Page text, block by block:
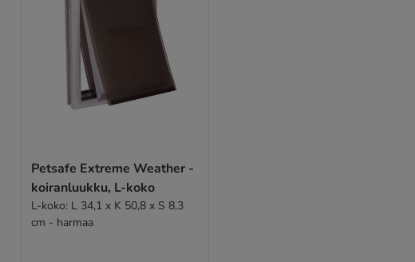
Petsafe Extreme Weather -
koiranluukku, L-koko
L-koko: L 34,1 x K 50,8 x S 8,3
cm - harmaa